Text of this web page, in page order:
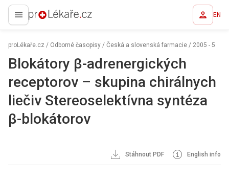
proLékaře.cz EN
proLékaře.cz / Odborné časopisy / Česká a slovenská farmacie / 2005 - 5
Blokátory β-adrenergických
receptorov – skupina chirálnych
liečiv Stereoselektívna syntéza
β-blokátorov
Stáhnout PDF English info